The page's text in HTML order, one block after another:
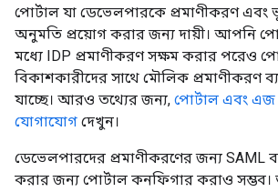
পোর্টাল যা ডেভেলপারকে প্রমাণীকরণ এবং
অনুমতি প্রয়োগ করার জন্য দায়ী। আপনি
মধ্যে IDP প্রমাণীকরণ সক্ষম করার পরেও
বিকাশকারীদের সাথে মৌলিক প্রমাণীকরণ
যাচ্ছে। আরও তথ্যের জন্য, পোর্টাল এবং এজ
যোগাযোগ দেখুন।
ডেভেলপারদের প্রমাণীকরণের জন্য SAML
করার জন্য পোর্টাল কনফিগার করাও সম্ভব।